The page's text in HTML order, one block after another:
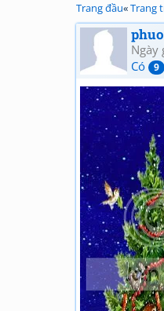
Trang đầu«Trang
Có
9